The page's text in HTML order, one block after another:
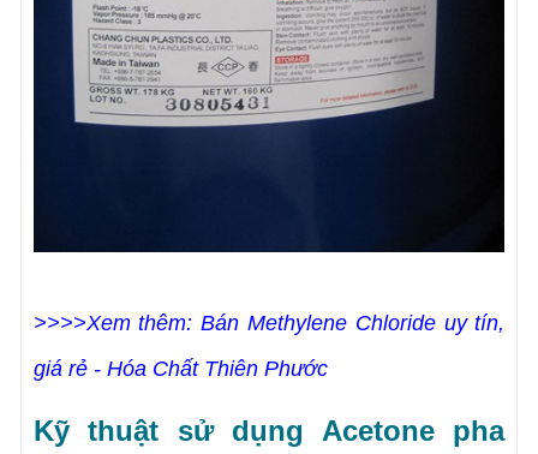
>>>>Xem thêm: Bán Methylene Chloride uy tín,
giá rẻ - Hóa Chất Thiên Phước
Kỹ thuật sử dụng Acetone pha